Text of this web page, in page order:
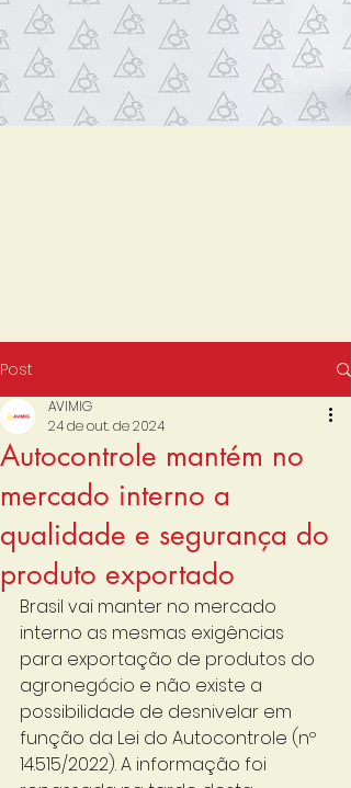
Post
Autocontrole mantém no
mercado interno a
qualidade e segurança do
produto exportado
AVIMIG
24 de out. de 2024
Brasil vai manter no mercado
interno as mesmas exigências
para exportação de produtos do
agronegócio e não existe a
possibilidade de desnivelar em
função da Lei do Autocontrole (nº
14.515/2022). A informação foi